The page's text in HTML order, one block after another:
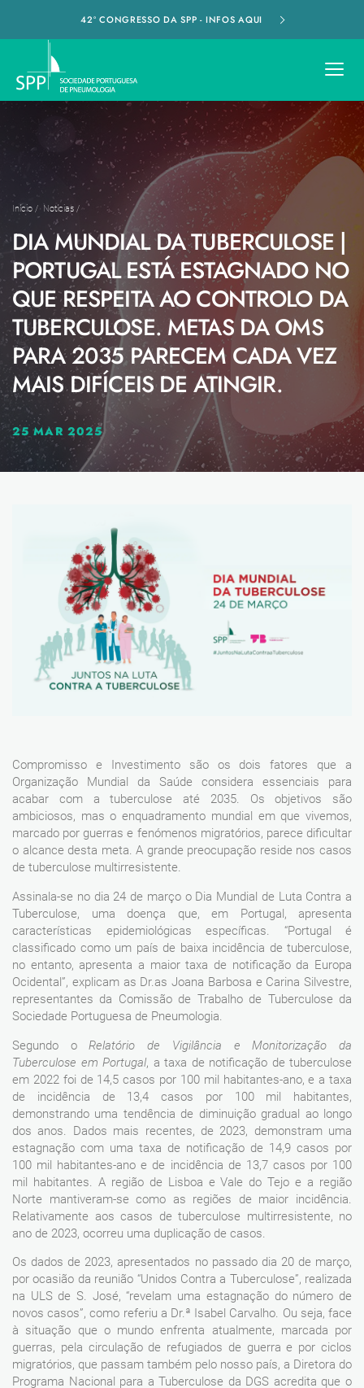
42º CONGRESSO DA SPP - INFOS AQUI
Início / Notícias /
DIA MUNDIAL DA TUBERCULOSE |
PORTUGAL ESTÁ ESTAGNADO NO
QUE RESPEITA AO CONTROLO DA
TUBERCULOSE. METAS DA OMS
PARA 2035 PARECEM CADA VEZ
MAIS DIFÍCEIS DE ATINGIR.
25 MAR 2025
Compromisso e Investimento são os dois fatores que a
Organização Mundial da Saúde considera essenciais para
acabar com a tuberculose até 2035. Os objetivos são
ambiciosos, mas o enquadramento mundial em que vivemos,
marcado por guerras e fenómenos migratórios, parece dificultar
o alcance desta meta. A grande preocupação reside nos casos
de tuberculose multirresistente.
Assinala-se no dia 24 de março o Dia Mundial de Luta Contra a
Tuberculose, uma doença que, em Portugal, apresenta
características epidemiológicas específicas. “Portugal é
classificado como um país de baixa incidência de tuberculose,
no entanto, apresenta a maior taxa de notificação da Europa
Ocidental”, explicam as Dr.as Joana Barbosa e Carina Silvestre,
representantes da Comissão de Trabalho de Tuberculose da
Sociedade Portuguesa de Pneumologia.
Segundo oRelatório de Vigilância e Monitorização da
Tuberculose em Portugal, a taxa de notificação de tuberculose
em 2022 foi de 14,5 casos por 100 mil habitantes-ano, e a taxa
de incidência de 13,4 casos por 100 mil habitantes,
demonstrando uma tendência de diminuição gradual ao longo
dos anos. Dados mais recentes, de 2023, demonstram uma
estagnação com uma taxa de notificação de 14,9 casos por
100 mil habitantes-ano e de incidência de 13,7 casos por 100
mil habitantes. A região de Lisboa e Vale do Tejo e a região
Norte mantiveram-se como as regiões de maior incidência.
Relativamente aos casos de tuberculose multirresistente, no
ano de 2023, ocorreu uma duplicação de casos.
Os dados de 2023, apresentados no passado dia 20 de março,
por ocasião da reunião “Unidos Contra a Tuberculose”, realizada
na ULS de S. José, “revelam uma estagnação do número de
novos casos”, como referiu a Dr.ª Isabel Carvalho. Ou seja, face
à situação que o mundo enfrenta atualmente, marcada por
guerras, pela circulação de refugiados de guerra e por ciclos
migratórios, que passam também pelo nosso país, a Diretora do
Programa Nacional para a Tuberculose da DGS acredita que o